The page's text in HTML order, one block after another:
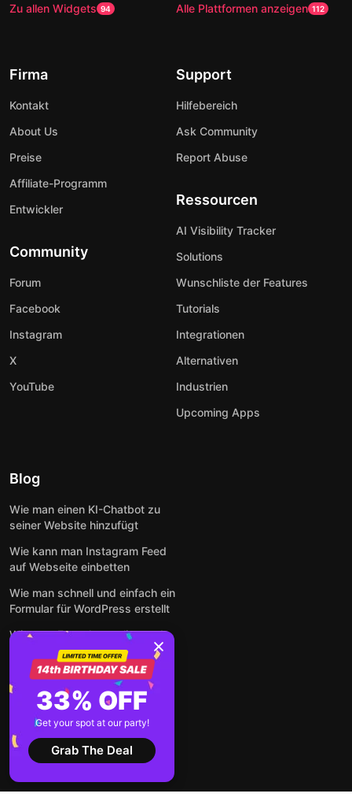
Zu allen Widgets 94
Alle Plattformen anzeigen 112
Firma
Kontakt
About Us
Preise
Affiliate-Programm
Entwickler
Community
Forum
Facebook
Instagram
X
YouTube
Support
Hilfebereich
Ask Community
Report Abuse
Ressourcen
AI Visibility Tracker
Solutions
Wunschliste der Features
Tutorials
Integrationen
Alternativen
Industrien
Upcoming Apps
Blog
Wie man einen KI-Chatbot zu
seiner Website hinzufügt
Wie kann man Instagram Feed
auf Webseite einbetten
Wie man schnell und einfach ein
Formular für WordPress erstellt
Wie man Formulare online und
kostenlos auf jeder Website
einbettet
So betten Sie Google-
Bewertungen kostenlos auf
einer Website ein
Alle Beiträge anzeigen
33% OFF
Get your spot at our party!
Grab The Deal